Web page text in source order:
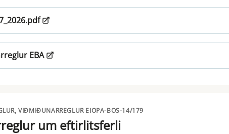
EBA
VIÐMIÐUNARREGLUR EIOPA-BOS-14/179
um eftirlitsferli